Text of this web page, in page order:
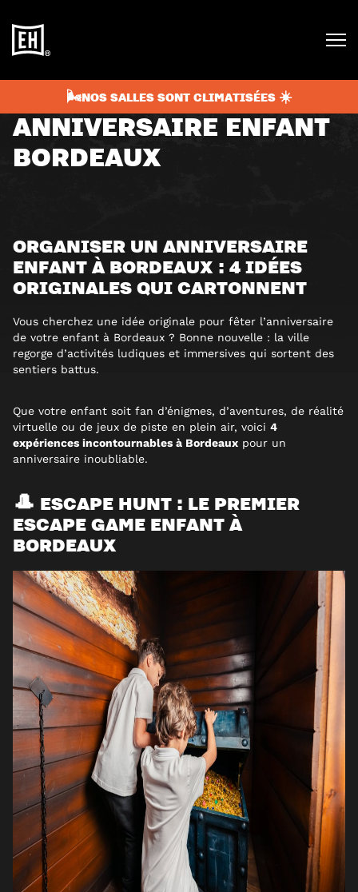
🌬️NOS SALLES SONT CLIMATISÉES ☀️
ANNIVERSAIRE ENFANT
BORDEAUX
ORGANISER UN ANNIVERSAIRE
ENFANT À BORDEAUX : 4 IDÉES
ORIGINALES QUI CARTONNENT
Vous cherchez une idée originale pour fêter l’anniversaire
de votre enfant à Bordeaux ? Bonne nouvelle : la ville
regorge d’activités ludiques et immersives qui sortent des
sentiers battus.
Que votre enfant soit fan d’énigmes, d’aventures, de réalité
virtuelle ou de jeux de piste en plein air, voici 4
expériences incontournables à Bordeaux pour un
anniversaire inoubliable.
🎩 ESCAPE HUNT : LE PREMIER
ESCAPE GAME ENFANT À
BORDEAUX